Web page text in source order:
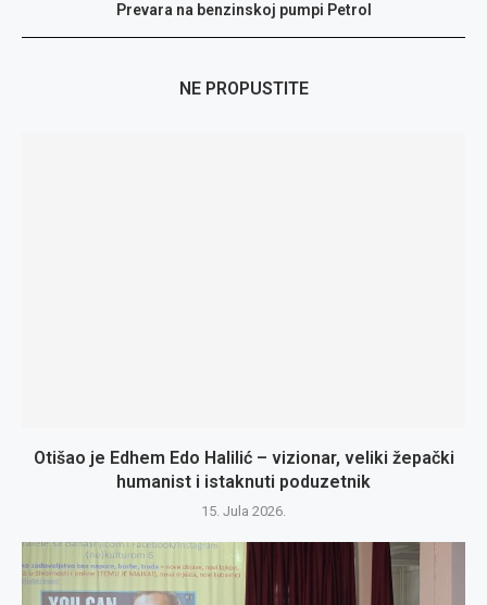
Prevara na benzinskoj pumpi Petrol
NE PROPUSTITE
Otišao je Edhem Edo Halilić – vizionar, veliki žepački
humanist i istaknuti poduzetnik
15. Jula 2026.